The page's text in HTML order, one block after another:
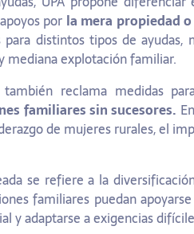
por la mera propiedad
distintos tipos de
mediana explotación familiar.
también reclama medidas
familiares sin sucesores.
de mujeres rurales, el
se refiere a la
familiares puedan
y adaptarse a exigencias